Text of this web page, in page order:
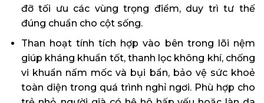
đỡ tối ưu các vùng trọng điểm, duy trì tư thế
đúng chuẩn cho cột sống.
Than hoạt tính tích hợp vào bên trong lõi nệm
giúp kháng khuẩn tốt, thanh lọc không khí, chống
vi khuẩn nấm mốc và bụi bẩn, bảo vệ sức khoẻ
toàn diện trong quá trình nghỉ ngơi. Phù hợp cho